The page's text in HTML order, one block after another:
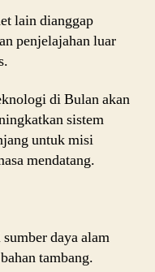
lain dianggap
penjelajahan luar
di Bulan akan
sistem
untuk misi
mendatang.
daya alam
tambang.